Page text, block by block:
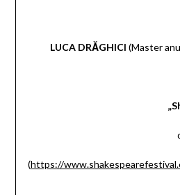
LUCA DRĂGHICI(Master
(https://